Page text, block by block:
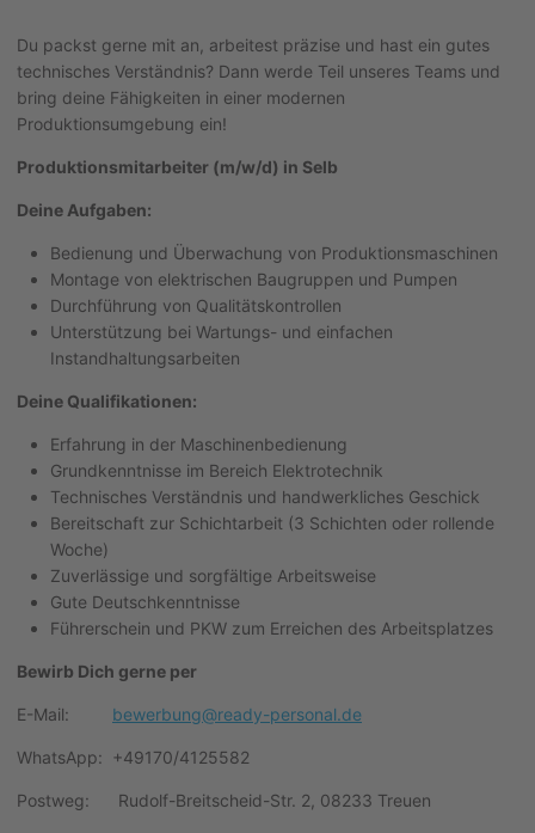
Du packst gerne mit an, arbeitest präzise und hast ein gutes
technisches Verständnis? Dann werde Teil unseres Teams und
bring deine Fähigkeiten in einer modernen
Produktionsumgebung ein!
Produktionsmitarbeiter (m/w/d) in Selb
Deine Aufgaben:
Bedienung und Überwachung von Produktionsmaschinen
Montage von elektrischen Baugruppen und Pumpen
Durchführung von Qualitätskontrollen
Unterstützung bei Wartungs- und einfachen
Instandhaltungsarbeiten
Deine Qualifikationen:
Erfahrung in der Maschinenbedienung
Grundkenntnisse im Bereich Elektrotechnik
Technisches Verständnis und handwerkliches Geschick
Bereitschaft zur Schichtarbeit (3 Schichten oder rollende
Woche)
Zuverlässige und sorgfältige Arbeitsweise
Gute Deutschkenntnisse
Führerschein und PKW zum Erreichen des Arbeitsplatzes
Bewirb Dich gerne per
E-Mail: bewerbung@ready-personal.de
WhatsApp: +49170/4125582
Postweg: Rudolf-Breitscheid-Str. 2, 08233 Treuen